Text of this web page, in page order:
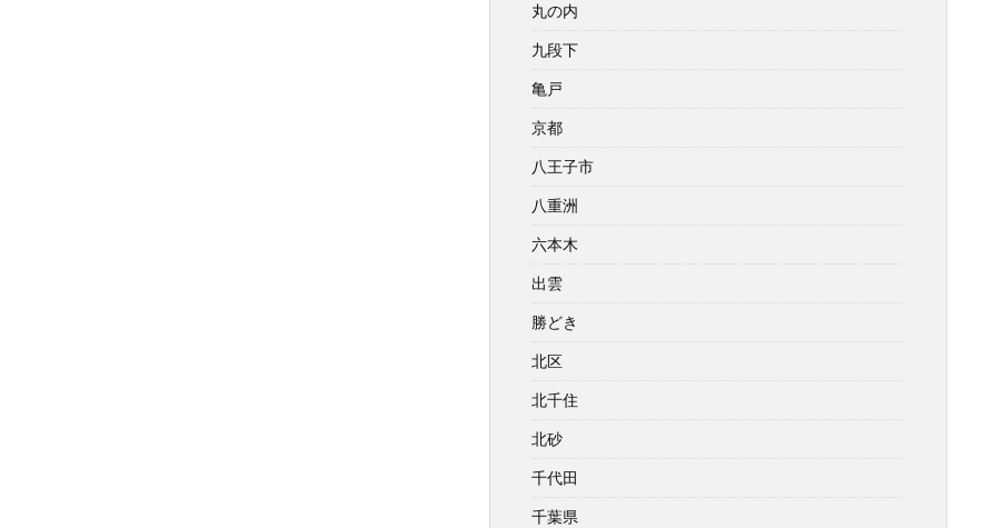
丸の内
九段下
亀戸
京都
八王子市
八重洲
六本木
出雲
勝どき
北区
北千住
北砂
千代田
千葉県